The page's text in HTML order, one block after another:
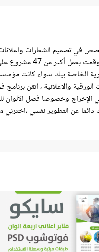
تنقيذ اي عمل بكل
الخاصة بيك سواء كانت
والاعلانية ، اتقن
في الإخراج وخصوصا فصل
دائما عن التطوير نفسي